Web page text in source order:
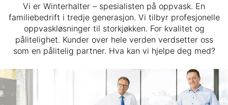
Vi er Winterhalter – spesialisten på oppvask. En
familiebedrift i tredje generasjon. Vi tilbyr profesjonelle
oppvaskløsninger til storkjøkken. For kvalitet og
pålitelighet. Kunder over hele verden verdsetter oss
som en pålitelig partner. Hva kan vi hjelpe deg med?